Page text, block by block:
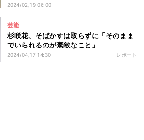
2024/02/19 06:00
芸能
杉咲花、そばかすは取らずに「そのまま
でいられるのが素敵なこと」
2024/04/17 14:30 レポート